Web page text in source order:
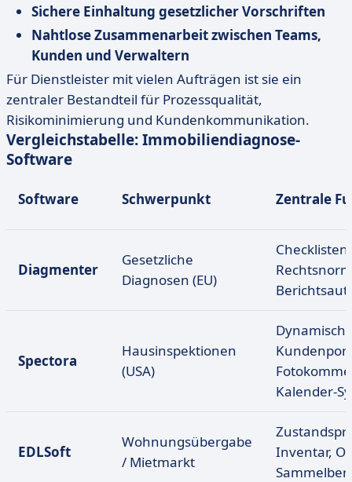
Sichere Einhaltung gesetzlicher Vorschriften
Nahtlose Zusammenarbeit zwischen Teams,
Kunden und Verwaltern
Für Dienstleister mit vielen Aufträgen ist sie ein
zentraler Bestandteil für Prozessqualität,
Risikominimierung und Kundenkommunikation.
Vergleichstabelle: Immobiliendiagnose-
Software
Software Schwerpunkt Zentrale
Diagmenter
Gesetzliche
Diagnosen (EU)
Checklisten,
Spectora
Hausinspektionen
(USA)
Kalender-
EDLSoft
Wohnungsübergabe
/ Mietmarkt
Inventar,